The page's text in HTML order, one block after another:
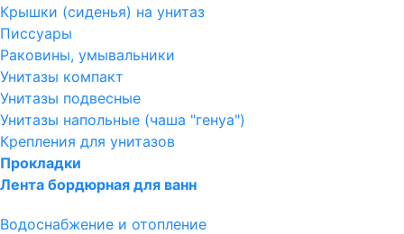
Крышки (сиденья) на унитаз
Писсуары
Раковины, умывальники
Унитазы компакт
Унитазы подвесные
Унитазы напольные (чаша "генуа")
Крепления для унитазов
Прокладки
Лента бордюрная для ванн
Водоснабжение и отопление